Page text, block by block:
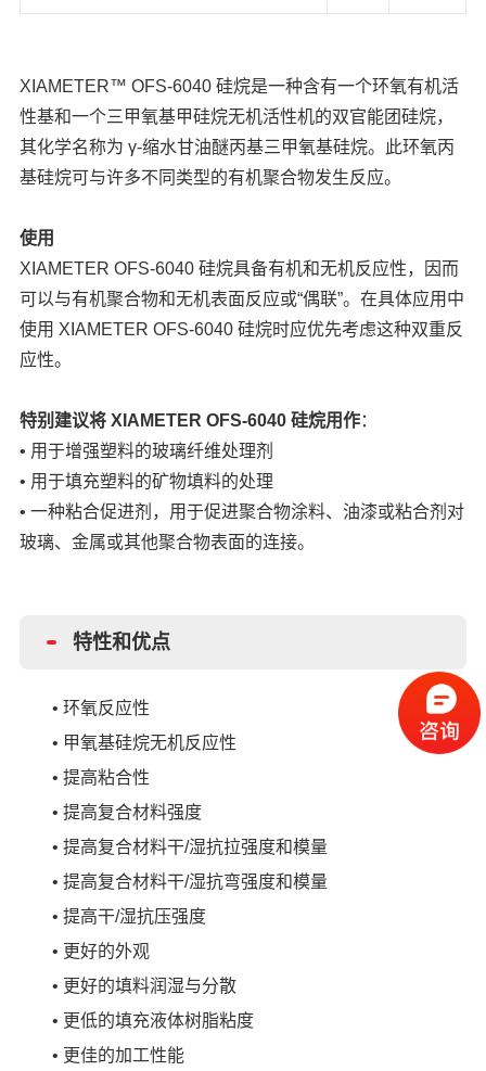
XIAMETER™ OFS-6040 硅烷是一种含有一个环氧有机活
性基和一个三甲氧基甲硅烷无机活性机的双官能团硅烷，
其化学名称为 γ-缩水甘油醚丙基三甲氧基硅烷。此环氧丙
基硅烷可与许多不同类型的有机聚合物发生反应。
使用
XIAMETER OFS-6040 硅烷具备有机和无机反应性，因而
可以与有机聚合物和无机表面反应或“偶联”。在具体应用中
使用 XIAMETER OFS-6040 硅烷时应优先考虑这种双重反
应性。
特别建议将XIAMETER OFS-6040 硅烷用作：
• 用于增强塑料的玻璃纤维处理剂
• 用于填充塑料的矿物填料的处理
• 一种粘合促进剂，用于促进聚合物涂料、油漆或粘合剂对
玻璃、金属或其他聚合物表面的连接。
特性和优点
• 环氧反应性
• 甲氧基硅烷无机反应性
• 提高粘合性
• 提高复合材料强度
• 提高复合材料干/湿抗拉强度和模量
• 提高复合材料干/湿抗弯强度和模量
• 提高干/湿抗压强度
• 更好的外观
• 更好的填料润湿与分散
• 更低的填充液体树脂粘度
• 更佳的加工性能